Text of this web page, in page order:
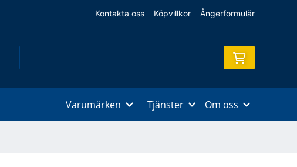
Kontakta oss Köpvillkor Ångerformulär
Varumärken Tjänster Om oss